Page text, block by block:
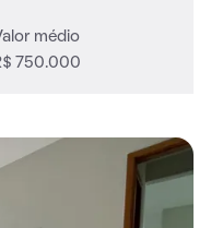
médio
750.000